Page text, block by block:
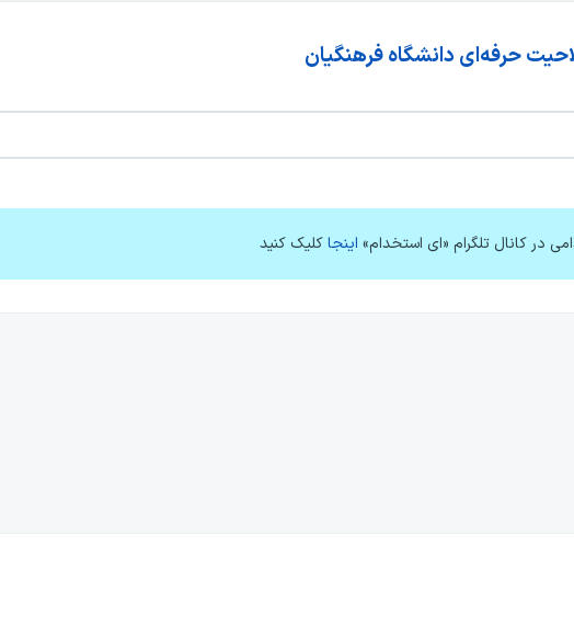
حرفه‌ای دانشگاه فرهنگیان
در کانال تلگرام «ای استخدام» اینجاکلیک کنید